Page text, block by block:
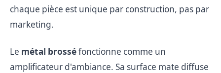
chaque pièce est unique par construction, pas par
marketing.
Le métal brosséfonctionne comme un
amplificateur d'ambiance. Sa surface mate diffuse